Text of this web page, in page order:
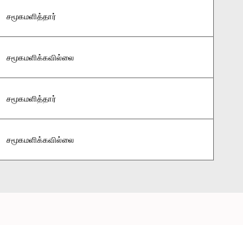
சமூகமளித்தார்
சமூகமளிக்கவில்லை
சமூகமளித்தார்
சமூகமளிக்கவில்லை